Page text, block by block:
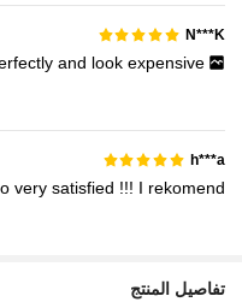
N***K
and lookexpensive
h***a
very satisfied !!! I rekomend
تفاصيل المنتج